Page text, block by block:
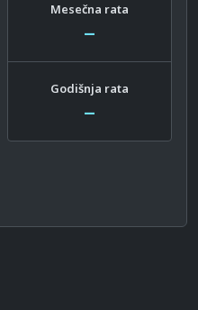
Mesečna rata
–
Godišnja rata
–